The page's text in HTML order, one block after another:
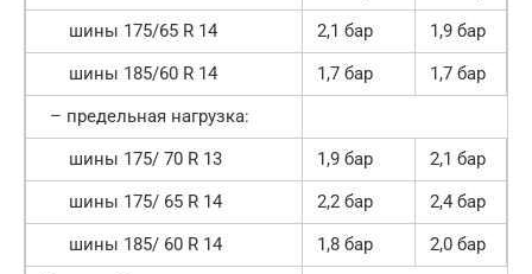
шины 175/65 R 14
2,1 бар
1,9 бар
шины 185/60 R 14
1,7 бар
1,7 бар
– предельная нагрузка:
шины 175/ 70 R 13
1,9 бар
2,1 бар
шины 175/ 65 R 14
2,2 бар
2,4 бар
шины 185/ 60 R 14
1,8 бар
2,0 бар